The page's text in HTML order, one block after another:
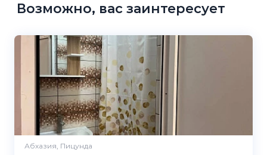
Возможно, вас заинтересует
Абхазия, Пицунда